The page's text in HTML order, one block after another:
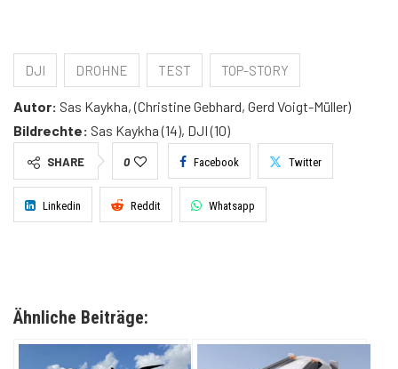
DJI DROHNE TEST TOP-STORY
Autor: Sas Kaykha, (Christine Gebhard, Gerd Voigt-Müller)
Bildrechte: Sas Kaykha (14), DJI (10)
SHARE 0 Facebook Twitter
Linkedin Reddit Whatsapp
Ähnliche Beiträge: